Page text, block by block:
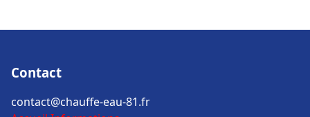
Contact
contact@chauffe-eau-81.fr